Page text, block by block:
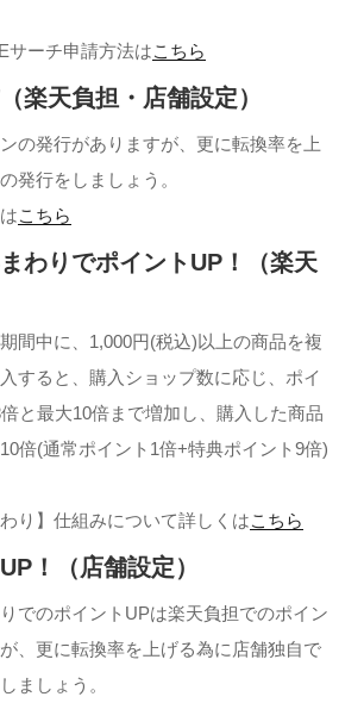
サーチ申請方法はこちら
楽天負担・店舗設定）
の発行がありますが、更に転換率を上
発行をしましょう。
こちら
わりでポイントUP！（楽天
間中に、1,000円(税込)以上の商品を複
すると、購入ショップ数に応じ、ポイ
と最大10倍まで増加し、購入した商品
倍(通常ポイント1倍+特典ポイント9倍)
り】仕組みについて詳しくはこちら
！（店舗設定）
でのポイントUPは楽天負担でのポイン
、更に転換率を上げる為に店舗独自で
ましょう。